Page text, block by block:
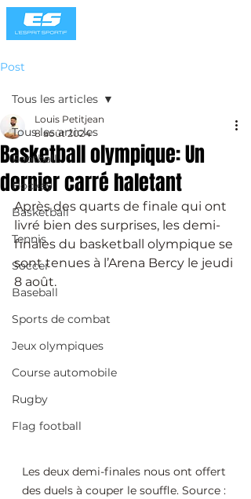
Post
Tous les articles
Football
Hockey
Basketball
Tennis
Soccer
Baseball
Sports de combat
Jeux olympiques
Course automobile
Rugby
Flag football
Tous les articles
Basketball olympique: Un
dernier carré haletant
Louis Petitjean
8 août 2024
Après des quarts de finale qui ont
livré bien des surprises, les demi-
finales du basketball olympique se
sont tenues à l’Arena Bercy le jeudi
8 août.
Les deux demi-finales nous ont offert
des duels à couper le souffle. Source :